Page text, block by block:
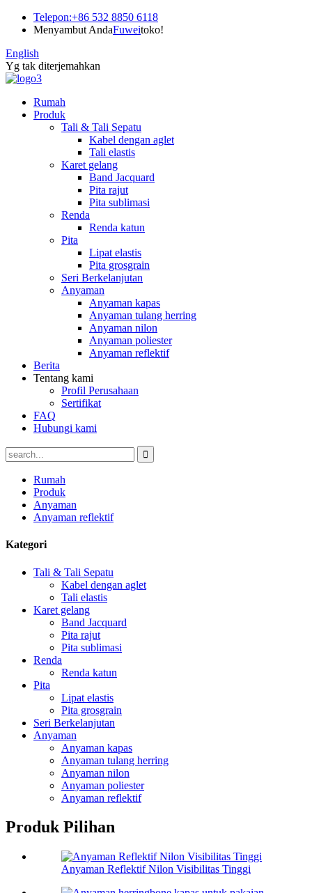
Telepon:+86 532 8850 6118
Menyambut AndaFuweitoko!
English
Yg tak diterjemahkan
Rumah
Produk
Tali & Tali Sepatu
Kabel dengan aglet
Tali elastis
Karet gelang
Band Jacquard
Pita rajut
Pita sublimasi
Renda
Renda katun
Pita
Lipat elastis
Pita grosgrain
Seri Berkelanjutan
Anyaman
Anyaman kapas
Anyaman tulang herring
Anyaman nilon
Anyaman poliester
Anyaman reflektif
Berita
Tentang kami
Profil Perusahaan
Sertifikat
FAQ
Hubungi kami
Rumah
Produk
Anyaman
Anyaman reflektif
Kategori
Tali & Tali Sepatu
Kabel dengan aglet
Tali elastis
Karet gelang
Band Jacquard
Pita rajut
Pita sublimasi
Renda
Renda katun
Pita
Lipat elastis
Pita grosgrain
Seri Berkelanjutan
Anyaman
Anyaman kapas
Anyaman tulang herring
Anyaman nilon
Anyaman poliester
Anyaman reflektif
Produk Pilihan
Anyaman Reflektif Nilon Visibilitas Tinggi